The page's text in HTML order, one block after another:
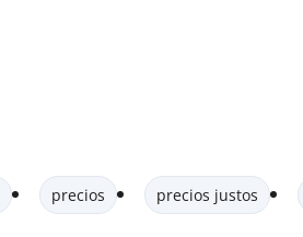
precios precios justos